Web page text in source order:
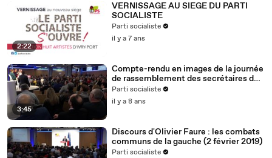
2:22
VERNISSAGE AU SIEGE DU PARTI
SOCIALISTE
Parti socialiste
il y a 7 ans
3:45
Compte-rendu en images de la journée
de rassemblement des secrétaires de
section (2.2.19)
Parti socialiste
il y a 8 ans
Discours d'Olivier Faure : les combats
communs de la gauche (2 février 2019)
Parti socialiste